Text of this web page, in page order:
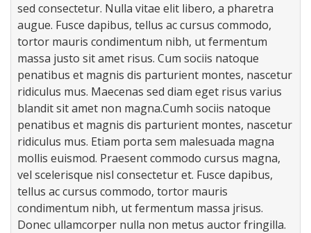
sed consectetur. Nulla vitae elit libero, a pharetra
augue. Fusce dapibus, tellus ac cursus commodo,
tortor mauris condimentum nibh, ut fermentum
massa justo sit amet risus. Cum sociis natoque
penatibus et magnis dis parturient montes, nascetur
ridiculus mus. Maecenas sed diam eget risus varius
blandit sit amet non magna.Cumh sociis natoque
penatibus et magnis dis parturient montes, nascetur
ridiculus mus. Etiam porta sem malesuada magna
mollis euismod. Praesent commodo cursus magna,
vel scelerisque nisl consectetur et. Fusce dapibus,
tellus ac cursus commodo, tortor mauris
condimentum nibh, ut fermentum massa jrisus.
Donec ullamcorper nulla non metus auctor fringilla.